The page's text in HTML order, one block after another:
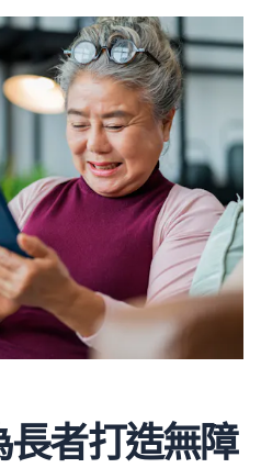
聯會（2021）的研究發現，
照顧時數達71小時或以上。 …
者打造無障